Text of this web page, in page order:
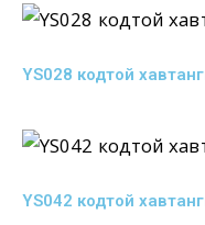
YS028 кодтой
YS042 кодтой